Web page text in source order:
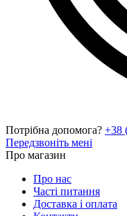
Потрібна допомога? +38
Передзвоніть мені
Про магазин
Про нас
Часті питання
Доставка і оплата